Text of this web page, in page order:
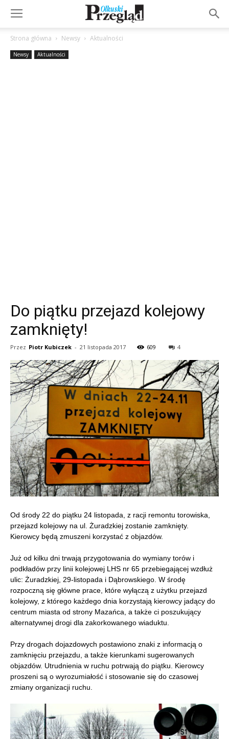
Strona główna Newsy Aktualności
Newsy Aktualności
Do piątku przejazd kolejowy
zamknięty!
Przez Piotr Kubiczek - 21 listopada 2017 609 4
Od środy 22 do piątku 24 listopada, z racji remontu torowiska,
przejazd kolejowy na ul. Żuradzkiej zostanie zamknięty.
Kierowcy będą zmuszeni korzystać z objazdów.
Już od kilku dni trwają przygotowania do wymiany torów i
podkładów przy linii kolejowej LHS nr 65 przebiegającej wzdłuż
ulic: Żuradzkiej, 29-listopada i Dąbrowskiego. W środę
rozpoczną się główne prace, które wyłączą z użytku przejazd
kolejowy, z którego każdego dnia korzystają kierowcy jadący do
centrum miasta od strony Mazańca, a także ci poszukujący
alternatywnej drogi dla zakorkowanego wiaduktu.
Przy drogach dojazdowych postawiono znaki z informacją o
zamknięciu przejazdu, a także kierunkami sugerowanych
objazdów. Utrudnienia w ruchu potrwają do piątku. Kierowcy
proszeni są o wyrozumiałość i stosowanie się do czasowej
zmiany organizacji ruchu.